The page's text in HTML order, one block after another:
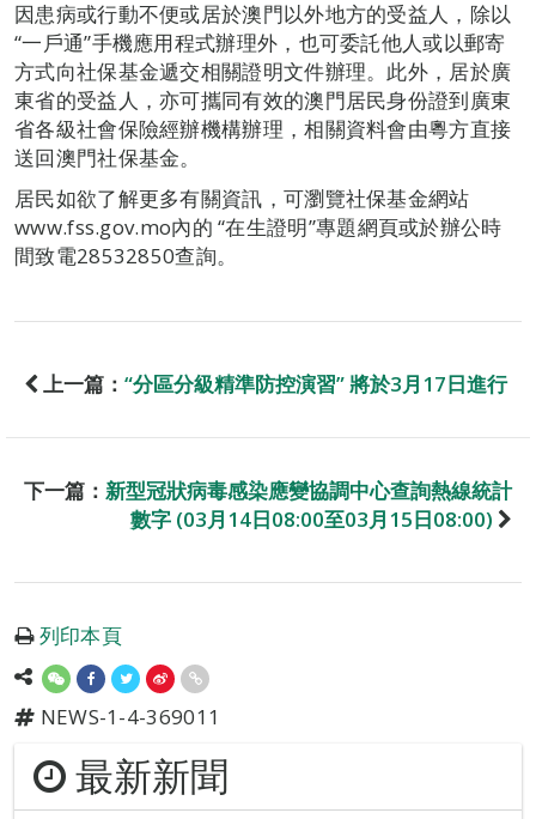
因患病或行動不便或居於澳門以外地方的受益人，除以
“一戶通”手機應用程式辦理外，也可委託他人或以郵寄
方式向社保基金遞交相關證明文件辦理。此外，居於廣
東省的受益人，亦可攜同有效的澳門居民身份證到廣東
省各級社會保險經辦機構辦理，相關資料會由粵方直接
送回澳門社保基金。
居民如欲了解更多有關資訊，可瀏覽社保基金網站
www.fss.gov.mo內的 “在生證明”專題網頁或於辦公時
間致電28532850查詢。
上一篇： “分區分級精準防控演習” 將於3月17日進行
下一篇： 新型冠狀病毒感染應變協調中心查詢熱線統計
數字 (03月14日08:00至03月15日08:00)
列印本頁
NEWS-1-4-369011
最新新聞